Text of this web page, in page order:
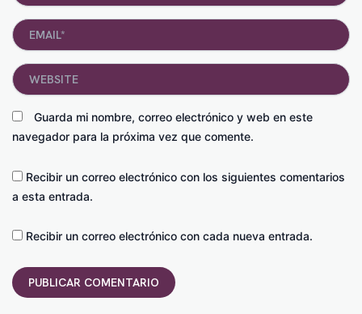
Email*
Guarda mi nombre, correo electrónico y web en este
navegador para la próxima vez que comente.
Website
Recibir un correo electrónico con los siguientes comentarios
a esta entrada.
Recibir un correo electrónico con cada nueva entrada.